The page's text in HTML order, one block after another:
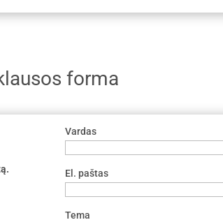
forma
Vardas
El. paštas
Tema